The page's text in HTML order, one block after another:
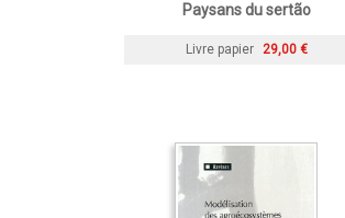
Paysans du sertão
Livre papier 29,00 €